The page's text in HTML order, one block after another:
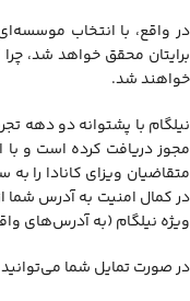
در واقع، با انتخاب
برایتان محقق خواهد شد،
خواهند شد.
نیلگام با پشتوانه دو دهه
مجوز دریافت کرده است و
متقاضیان ویزای کانادا را
در کمال امنیت به آدرس
ویژه نیلگام (به آدرس‌های
در صورت تمایل شما